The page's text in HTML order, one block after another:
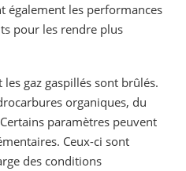
également les performances
pour les rendre plus
gaz gaspillés sont brûlés.
organiques, du
paramètres peuvent
Ceux-ci sont
des conditions